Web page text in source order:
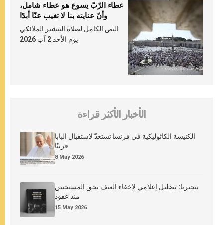
عطاء الرّبّ يسوع هو عطاء شامل،
وأنّ عنايته بنا لا تغيب عنّا أبدًا
النص الكامل لصلاة التبشير الملائكي
يوم الأحد 2 آب 2026
الأخبار الأكثر قراءة
الكنيسة الكاثوليكية في فرنسا تستعدّ لاستقبال البابا
قريبًا
8 May 2026
نيجيريا: تضليل إعلامي لإخفاء العنف بحق المسيحيين
منذ عقود
15 May 2026